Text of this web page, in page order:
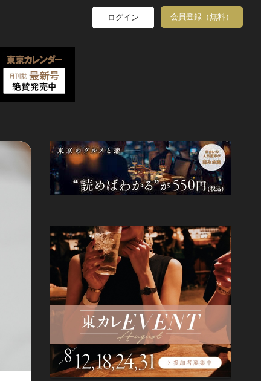
ログイン 会員登録（無料）